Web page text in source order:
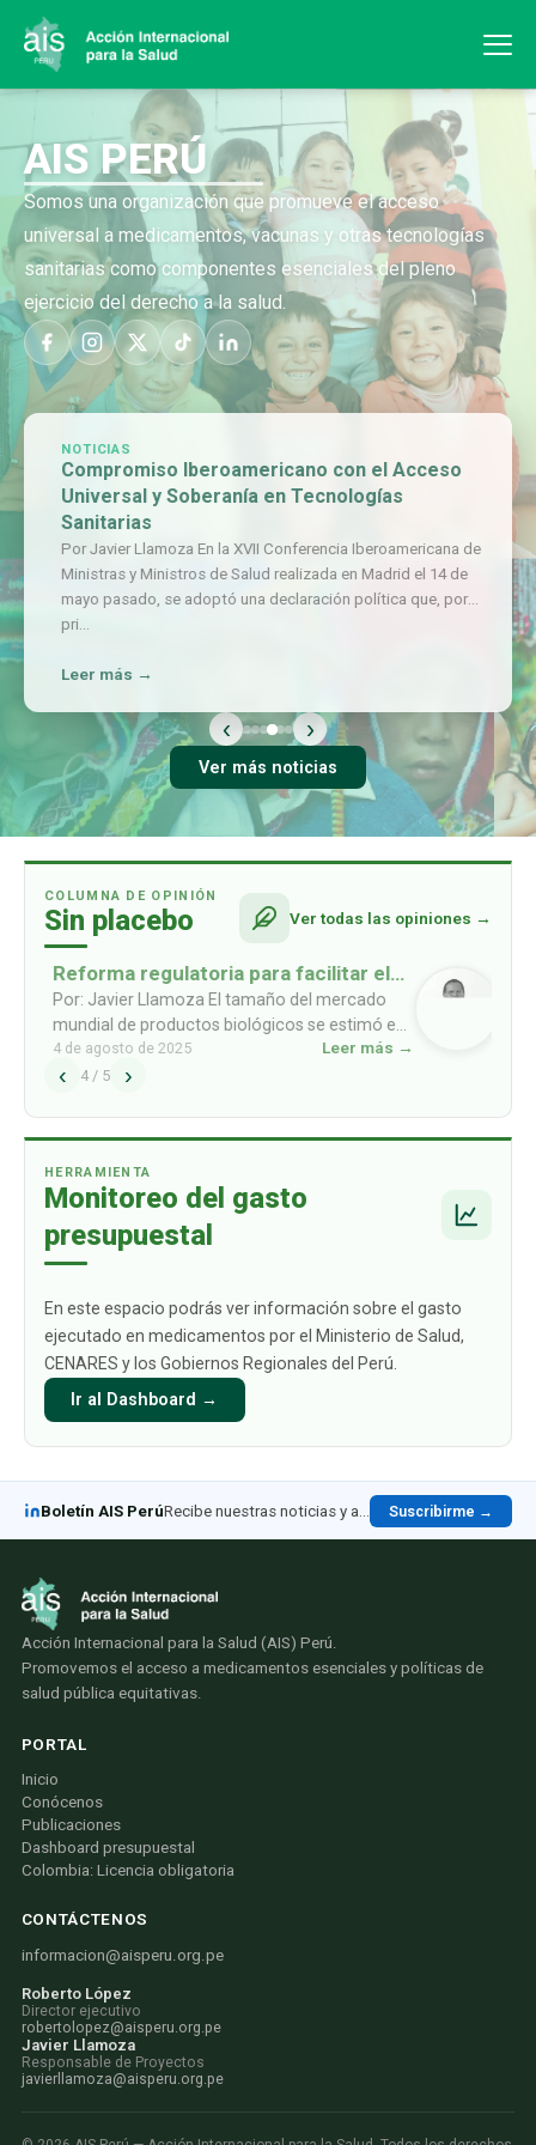
AIS PERÚ
Somos una organización que promueve el acceso
universal a medicamentos, vacunas y otras tecnologías
sanitarias como componentes esenciales del pleno
ejercicio del derecho a la salud.
NOTICIAS
Compromiso Iberoamericano con el Acceso
Universal y Soberanía en Tecnologías
Sanitarias
Por Javier Llamoza En la XVII Conferencia Iberoamericana de
Ministras y Ministros de Salud realizada en Madrid el 14 de
mayo pasado, se adoptó una declaración política que, por
pri…
Leer más →
‹ ›
Ver más noticias
COLUMNA DE OPINIÓN
Sin placebo Ver todas las opiniones →
Reforma regulatoria para facilitar el
acceso a biosimilares
Por: Javier Llamoza El tamaño del mercado
mundial de productos biológicos se estimó en
USD 461mil millones en 2022, y se prevé que
alcance los USD 1009 mil millones para 2030.
4 de agosto de 2025 Leer más →
‹ 4 / 5 ›
HERRAMIENTA
Monitoreo del gasto
presupuestal
En este espacio podrás ver información sobre el gasto
ejecutado en medicamentos por el Ministerio de Salud,
CENARES y los Gobiernos Regionales del Perú.
Ir al Dashboard →
Boletín AIS PerúRecibe nuestras noticias y análisis en LinkedIn Suscribirme →
Acción Internacional para la Salud (AIS) Perú.
Promovemos el acceso a medicamentos esenciales y políticas de
salud pública equitativas.
PORTAL
Inicio
Conócenos
Publicaciones
Dashboard presupuestal
Colombia: Licencia obligatoria
CONTÁCTENOS
informacion@aisperu.org.pe
Roberto López
Director ejecutivo
robertolopez@aisperu.org.pe
Javier Llamoza
Responsable de Proyectos
javierllamoza@aisperu.org.pe